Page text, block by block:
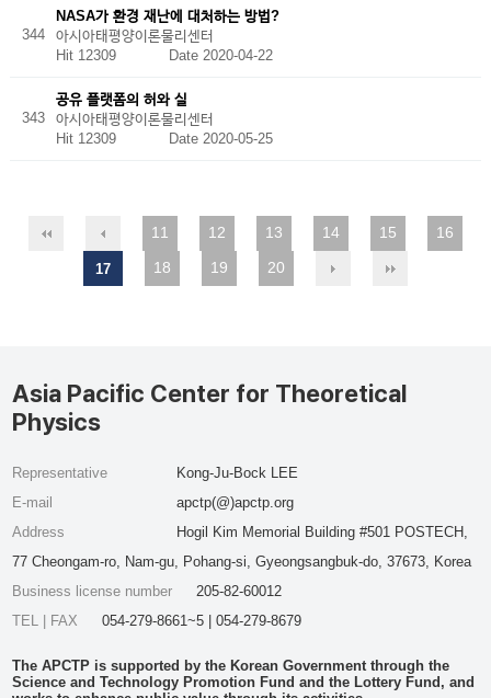
344
NASA가 환경 재난에 대처하는 방법?
아시아태평양이론물리센터
Hit 12309 Date 2020-04-22
343
공유 플랫폼의 허와 실
아시아태평양이론물리센터
Hit 12309 Date 2020-05-25
11 12 13 14 15 16
17 18 19 20
Asia Pacific Center for Theoretical
Physics
Representative
Kong-Ju-Bock LEE
E-mail
apctp(@)apctp.org
Address
Hogil Kim Memorial Building #501 POSTECH,
77 Cheongam-ro, Nam-gu, Pohang-si, Gyeongsangbuk-do, 37673, Korea
Business license number
205-82-60012
TEL | FAX
054-279-8661~5 | 054-279-8679
The APCTP is supported by the Korean Government through the
Science and Technology Promotion Fund and the Lottery Fund, and